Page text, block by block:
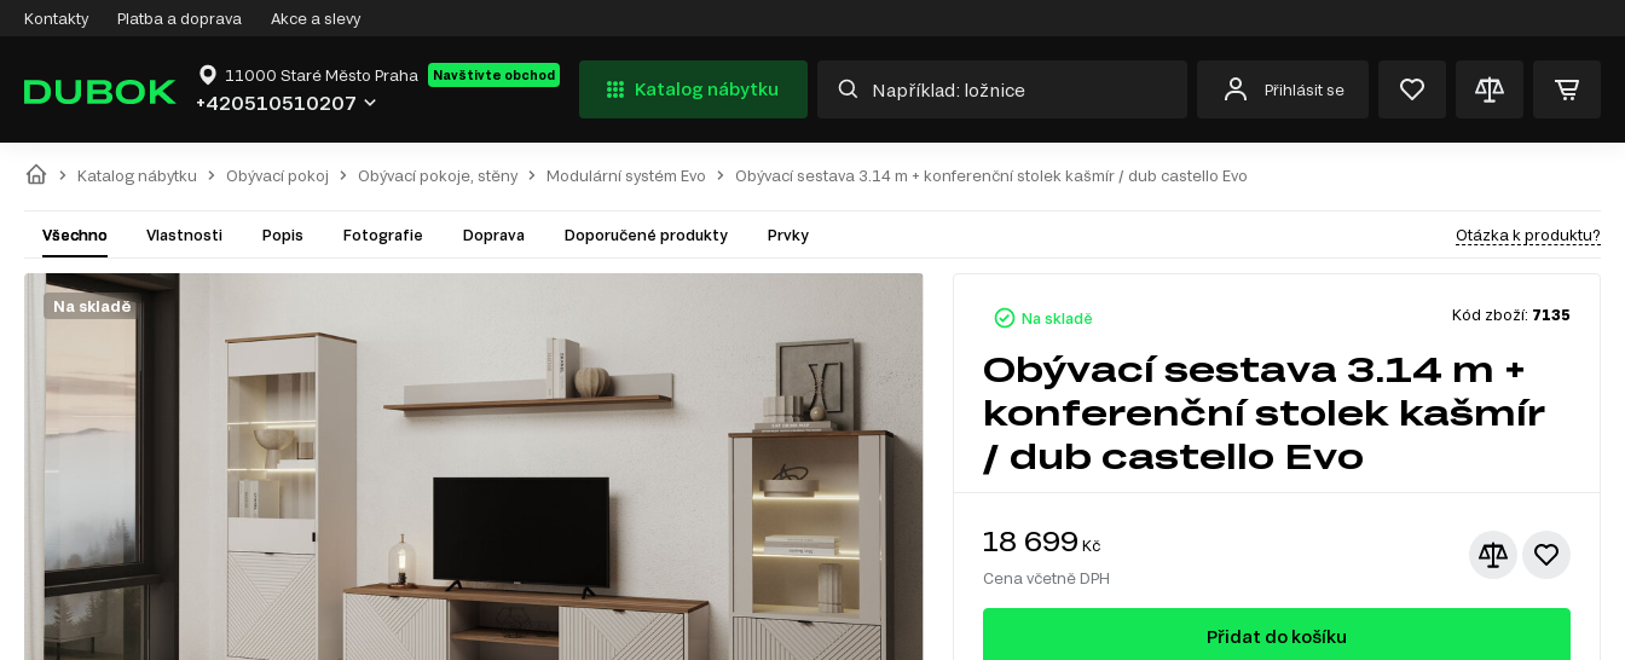
Kontakty Platba a doprava Akce a slevy
11000 Staré Město Praha Navštivte obchod
+420510510207
Katalog nábytku Přihlásit se
Katalog nábytku Obývací pokoj Obývací pokoje, stěny Modulární systém Evo Obývací sestava 3.14 m + konferenční stolek kašmír / dub castello Evo
Všechno Vlastnosti Popis Fotografie Doprava Doporučené produkty Prvky Otázka k produktu?
Na skladě
Na skladě Kód zboží: 7135
Obývací sestava 3.14 m +
konferenční stolek kašmír
/ dub castello Evo
18 699 Kč
Cena včetně DPH
Přidat do košíku